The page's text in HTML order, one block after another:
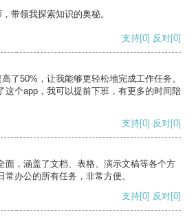
带领我探索知识的奥秘。
支持[0] 反对[0]
了50%，让我能够更轻松地完成工作任务。
这个app，我可以提前下班，有更多的时间陪
支持[0] 反对[0]
面，涵盖了文档、表格、演示文稿等各个方
办公的所有任务，非常方便。
支持[0] 反对[0]